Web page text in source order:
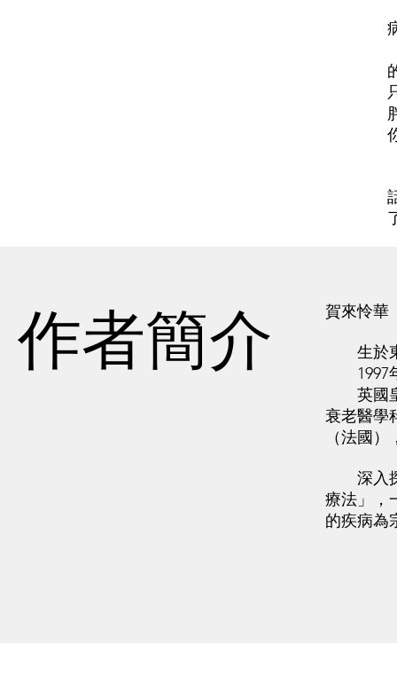
作者簡介 賀來怜華
生於東
1997年
英國皇
衰老醫學
（法國
深入探
療法」，
的疾病為